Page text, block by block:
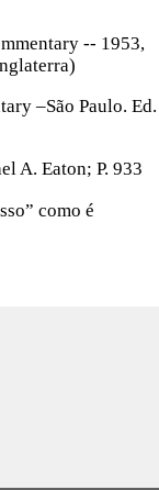
-- 1953,
–São Paulo. Ed.
A. Eaton; P. 933
como é